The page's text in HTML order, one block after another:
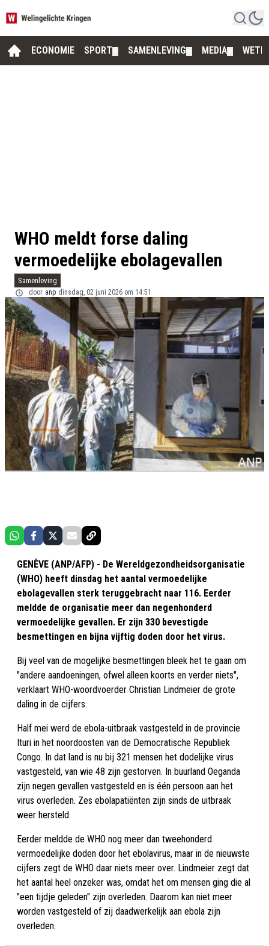
ECONOMIE SPORT SAMENLEVING MEDIA
WHO meldt forse daling
vermoedelijke ebolagevallen
Samenleving
door anp dinsdag, 02 juni 2026 om 14:51
GENÈVE (ANP/AFP) - De Wereldgezondheidsorganisatie
(WHO) heeft dinsdag het aantal vermoedelijke
ebolagevallen sterk teruggebracht naar 116. Eerder
meldde de organisatie meer dan negenhonderd
vermoedelijke gevallen. Er zijn 330 bevestigde
besmettingen en bijna vijftig doden door het virus.
Bij veel van de mogelijke besmettingen bleek het te gaan om
"andere aandoeningen, ofwel alleen koorts en verder niets",
verklaart WHO-woordvoerder Christian Lindmeier de grote
daling in de cijfers.
Half mei werd de ebola-uitbraak vastgesteld in de provincie
Ituri in het noordoosten van de Democratische Republiek
Congo. In dat land is nu bij 321 mensen het dodelijke virus
vastgesteld, van wie 48 zijn gestorven. In buurland Oeganda
zijn negen gevallen vastgesteld en is één persoon aan het
virus overleden. Zes ebolapatiënten zijn sinds de uitbraak
weer hersteld.
Eerder meldde de WHO nog meer dan tweehonderd
vermoedelijke doden door het ebolavirus, maar in de nieuwste
cijfers zegt de WHO daar niets meer over. Lindmeier zegt dat
het aantal heel onzeker was, omdat het om mensen ging die al
"een tijdje geleden" zijn overleden. Daarom kan niet meer
worden vastgesteld of zij daadwerkelijk aan ebola zijn
overleden.